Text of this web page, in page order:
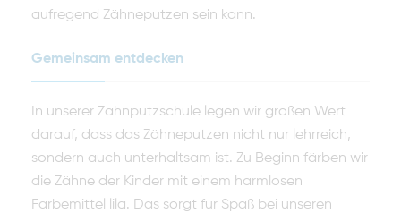
aufregend Zähneputzen sein kann.
Gemeinsam entdecken
In unserer Zahnputzschule legen wir großen Wert
darauf, dass das Zähneputzen nicht nur lehrreich,
sondern auch unterhaltsam ist. Zu Beginn färben wir
die Zähne der Kinder mit einem harmlosen
Färbemittel lila. Das sorgt für Spaß bei unseren